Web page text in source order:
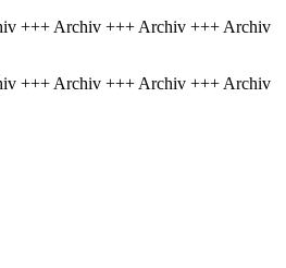
+++ Archiv +++ Archiv +++ Archiv
+++ Archiv +++ Archiv +++ Archiv